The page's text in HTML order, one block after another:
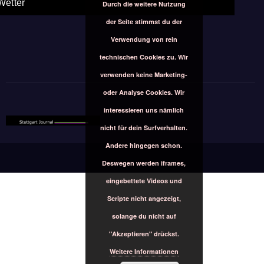
Durch die weitere Nutzung
der Seite stimmst du der
Verwendung von rein
technischen Cookies zu. Wir
verwenden keine Marketing-
oder Analyse Cookies. Wir
interessieren uns nämlich
nicht für dein Surfverhalten.
Andere hingegen schon.
Deswegen werden iframes,
eingebettete Videos und
Scripte nicht angezeigt,
solange du nicht auf
"Akzeptieren" drückst.
Weitere Informationen